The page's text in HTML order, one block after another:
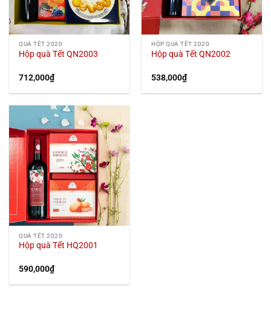
QUÀ TẾT 2020
Hộp quà Tết QN2003
712,000₫
HỘP QUÀ TẾT 2020
Hộp quà Tết QN2002
538,000₫
QUÀ TẾT 2020
Hộp quà Tết HQ2001
590,000₫